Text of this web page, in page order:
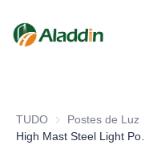
TUDO Postes de Luz
SOBRE NÓS